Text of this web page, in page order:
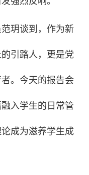
玥谈到，作为新
引路人，更是党
。今天的报告会
入学生的日常管
成为滋养学生成